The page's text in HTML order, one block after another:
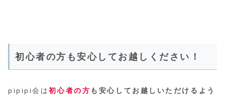
初心者の方も安心してお越しください！
pipipi会は初心者の方 も安心してお越しいただけるよう